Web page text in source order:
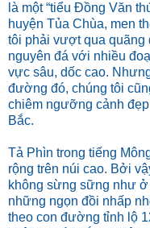
là một “tiểu Đồng Văn
huyện Tủa Chùa, men
tôi phải vượt qua quãng
nguyên đá với nhiều
vực sâu, dốc cao.
đường đó, chúng tôi
chiêm ngưỡng cảnh
Bắc.
Tả Phìn trong tiếng
rộng trên núi cao. Bởi
không sừng sững như
những ngọn đồi nhấp
theo con đường tỉnh lộ